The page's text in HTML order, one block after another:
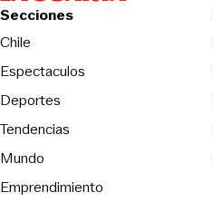
Secciones
Chile
Espectaculos
Deportes
Tendencias
Mundo
Emprendimiento